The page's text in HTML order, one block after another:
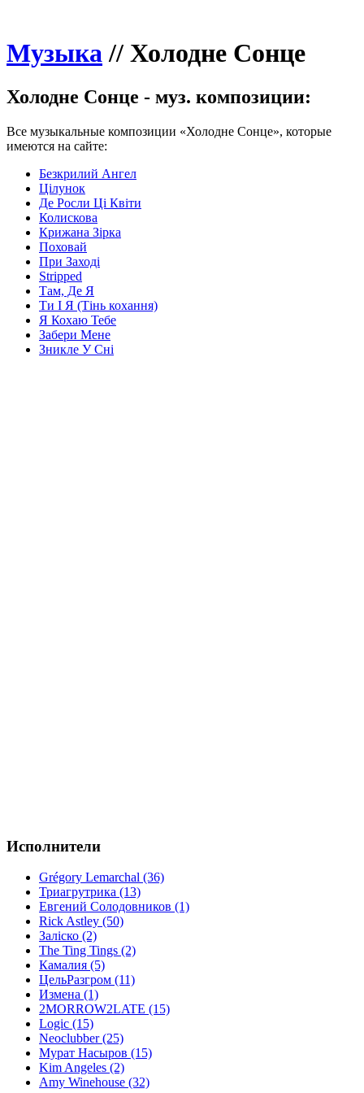
Музыка// Холодне Сонце
Холодне Сонце - муз. композиции:
Все музыкальные композиции «Холодне Сонце», которые
имеются на сайте:
Безкрилий Ангел
Цілунок
Де Росли Ці Квіти
Колискова
Крижана Зірка
Поховай
При Заході
Stripped
Там, Де Я
Ти І Я (Тінь кохання)
Я Кохаю Тебе
Забери Мене
Зникле У Сні
Исполнители
Grégory Lemarchal (36)
Триагрутрика (13)
Евгений Солодовников (1)
Rick Astley (50)
Заліско (2)
The Ting Tings (2)
Камалия (5)
ЦельРазгром (11)
Измена (1)
2MORROW2LATE (15)
Logic (15)
Neoclubber (25)
Мурат Насыров (15)
Kim Angeles (2)
Amy Winehouse (32)